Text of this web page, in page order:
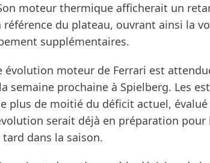
moteur thermique afficherait un
référence du plateau, ouvrant ainsi la
supplémentaires.
évolution moteur de Ferrari est
semaine prochaine à Spielberg. Les
plus de moitié du déficit actuel, évalué
serait déjà en préparation pour
dans la saison.